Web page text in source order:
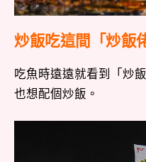
炒飯吃這間「炒飯
吃魚時遠遠就看到「炒
也想配個炒飯。